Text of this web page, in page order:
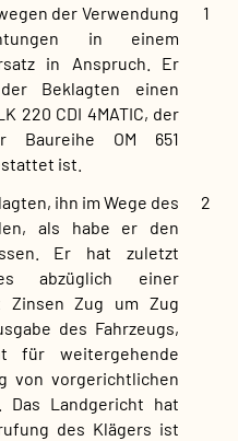
1
der Verwendung
in einem
in Anspruch. Er
Beklagten einen
220 CDI 4MATIC, der
Baureihe OM 651
ist.
2
ihn im Wege des
als habe er den
Er hat zuletzt
abzüglich einer
Zinsen Zug um Zug
des Fahrzeugs,
für weitergehende
von vorgerichtlichen
Das Landgericht hat
des Klägers ist